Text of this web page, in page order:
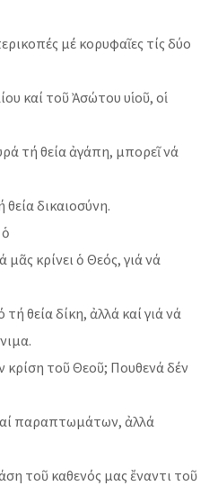
μέ κορυφαῖες τίς δύο
καί τοῦ Ἀσώτου υἱοῦ, οἱ
τή θεία ἀγάπη, μπορεῖ νά
δικαιοσύνη.
κρίνει ὁ Θεός, γιά νά
τή θεία δίκη, ἀλλά καί γιά νά
τοῦ Θεοῦ; Πουθενά δέν
παραπτωμάτων, ἀλλά
τοῦ καθενός μας ἔναντι τοῦ